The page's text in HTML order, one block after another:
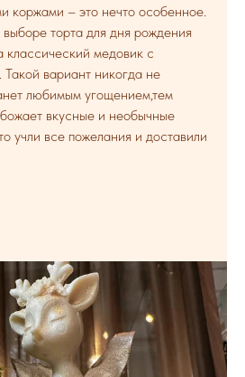
коржами – это нечто особенное.
торта для дня рождения
классический медовик с
вариант никогда не
любимым угощением,тем
вкусные и необычные
учли все пожелания и доставили